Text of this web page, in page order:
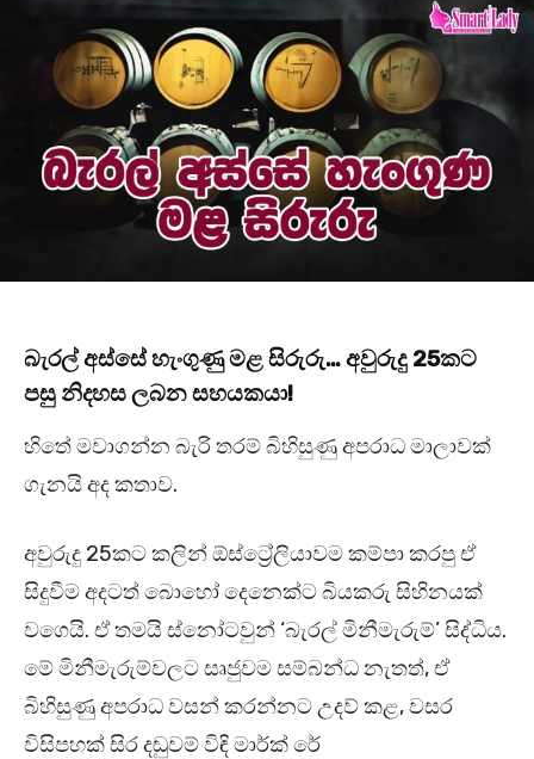
බැරල් අස්සේ හැංගුණු මළ සිරුරු… අවුරුදු 25කට
පසු නිදහස ලබන සහයකයා!
හිතේ මවාගන්න බැරි තරම් බිහිසුණු අපරාධ මාලාවක්
ගැනයි අද කතාව.
අවුරුදු 25කට කලින් ඕස්ට්‍රේලියාවම කම්පා කරපු ඒ
සිදුවීම අදටත් බොහෝ දෙනෙක්ට බියකරු සිහිනයක්
වගෙයි. ඒ තමයි ස්නෝටවුන් ‘බැරල් මිනීමැරුම්’ සිද්ධිය.
මේ මිනීමැරුම්වලට සෘජුවම සම්බන්ධ නැතත්, ඒ
බිහිසුණු අපරාධ වසන් කරන්නට උදව් කළ, වසර
විසිපහක් සිර දඬුවම් විඳි මාර්ක් රේ